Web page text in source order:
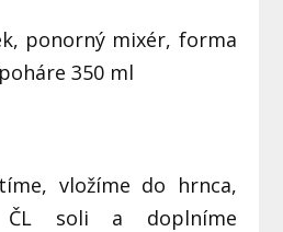
ponorný mixér, forma
350 ml
vložíme do hrnca,
soli a doplníme